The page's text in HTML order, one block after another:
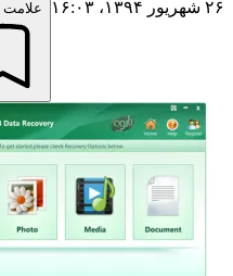
علامت گذاری